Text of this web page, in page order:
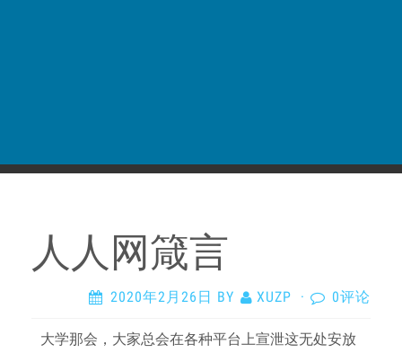
人人网箴言
2020年2月26日 BY XUZP · 0评论
大学那会，大家总会在各种平台上宣泄这无处安放